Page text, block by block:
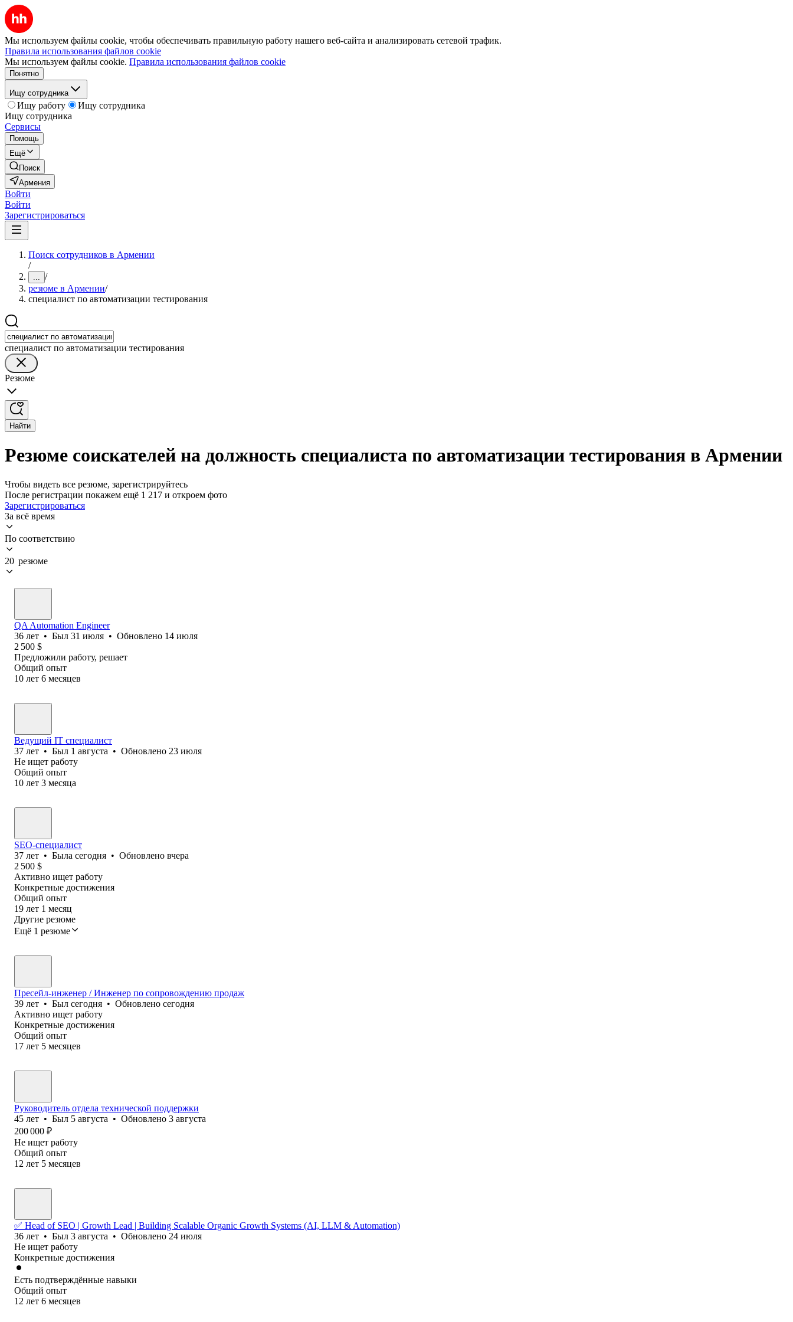
Мы используем файлы cookie, чтобы обеспечивать правильную работу нашего веб-сайта и анализировать сетевой трафик.
Правила использования файлов cookie
Мы используем файлы cookie. Правила использования файлов cookie
Понятно
Ищу сотрудника
Ищу работу
Ищу сотрудника
Ищу сотрудника
Сервисы
Помощь
Ещё
Поиск
Армения
Войти
Войти
Зарегистрироваться
Поиск сотрудников в Армении
/
... /
резюме в Армении/
специалист по автоматизации тестирования
специалист по автоматизации тестирования
Резюме
Найти
Резюме соискателей на должность специалиста по автоматизации тестирования в Армении
Чтобы видеть все резюме, зарегистрируйтесь
После регистрации покажем ещё 1 217 и откроем фото
Зарегистрироваться
За всё время
По соответствию
20 резюме
QA Automation Engineer
36 лет • Был 31 июля • Обновлено 14 июля
2 500 $
Предложили работу, решает
Общий опыт
10 лет 6 месяцев
Ведущий IT специалист
37 лет • Был 1 августа • Обновлено 23 июля
Не ищет работу
Общий опыт
10 лет 3 месяца
SEO-специалист
37 лет • Была сегодня • Обновлено вчера
2 500 $
Активно ищет работу
Конкретные достижения
Общий опыт
19 лет 1 месяц
Другие резюме
Ещё 1 резюме
Пресейл-инженер / Инженер по сопровождению продаж
39 лет • Был сегодня • Обновлено сегодня
Активно ищет работу
Конкретные достижения
Общий опыт
17 лет 5 месяцев
Руководитель отдела технической поддержки
45 лет • Был 5 августа • Обновлено 3 августа
200 000 ₽
Не ищет работу
Общий опыт
12 лет 5 месяцев
✅ Head of SEO | Growth Lead | Building Scalable Organic Growth Systems (AI, LLM & Automation)
36 лет • Был 3 августа • Обновлено 24 июля
Не ищет работу
Конкретные достижения
Есть подтверждённые навыки
Общий опыт
12 лет 6 месяцев